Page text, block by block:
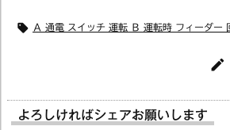
 Ａ 通電 スイッチ 運転 Ｂ 運転時 フィーダー

よろしければシェアお願いします